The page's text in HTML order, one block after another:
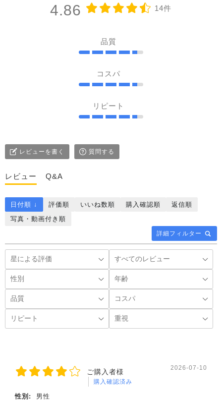
4.86 14件
品質
コスパ
リピート
レビューを書く 質問する
レビュー Q&A
詳細フィルター
日付順 ↓ 評価順 いいね数順 購入確認順
返信順
写真・動画付き順
ご購入者様
購入確認済み
2026-07-10
性別:
男性